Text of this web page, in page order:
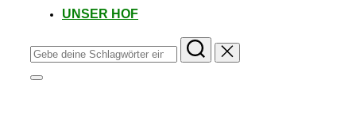
UNSER HOF
Suchen
nach:
Seitenleiste